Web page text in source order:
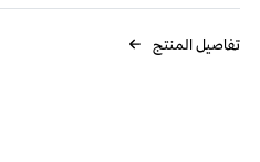
تفاصيل المنتج